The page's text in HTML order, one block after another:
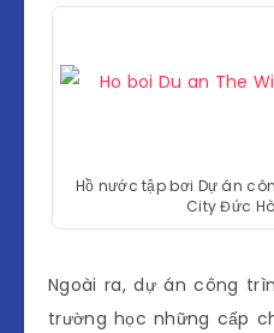
Hồ nước tập bơi Dự án
City Đức
Ngoài ra, dự án công
trường học những cấp